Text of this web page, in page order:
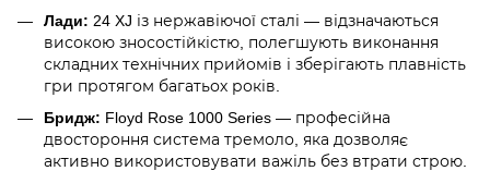
Лади: 24 XJ із нержавіючої сталі — відзначаються
високою зносостійкістю, полегшують виконання
складних технічних прийомів і зберігають плавність
гри протягом багатьох років.
Бридж: Floyd Rose 1000 Series — професійна
двостороння система тремоло, яка дозволяє
активно використовувати важіль без втрати строю.